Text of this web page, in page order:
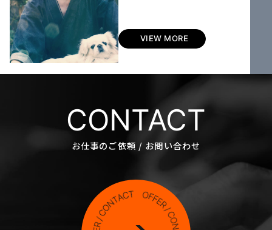
VIEW MORE
CONTACT
お仕事のご依頼 / お問い合わせ